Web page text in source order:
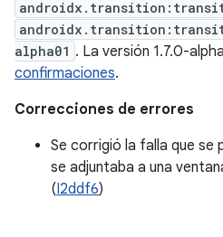
alpha01 . La versión 1.7.0-
confirmaciones.
Correcciones de errores
Se corrigió la falla que se
se adjuntaba a una
(I2ddf6)